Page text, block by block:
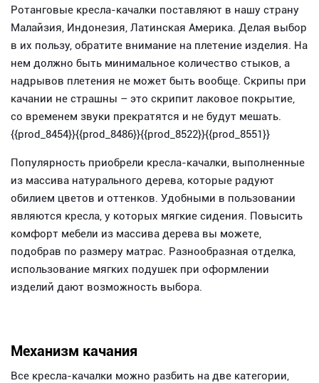
Ротанговые кресла-качалки поставляют в нашу страну
Малайзия, Индонезия, Латинская Америка. Делая выбор
в их пользу, обратите внимание на плетение изделия. На
нем должно быть минимальное количество стыков, а
надрывов плетения не может быть вообще. Скрипы при
качании не страшны – это скрипит лаковое покрытие,
со временем звуки прекратятся и не будут мешать.
{{prod_8454}}{{prod_8486}}{{prod_8522}}{{prod_8551}}
Популярность приобрели кресла-качалки, выполненные
из массива натурального дерева, которые радуют
обилием цветов и оттенков. Удобными в пользовании
являются кресла, у которых мягкие сидения. Повысить
комфорт мебели из массива дерева вы можете,
подобрав по размеру матрас. Разнообразная отделка,
использование мягких подушек при оформлении
изделий дают возможность выбора.
Механизм качания
Все кресла-качалки можно разбить на две категории,